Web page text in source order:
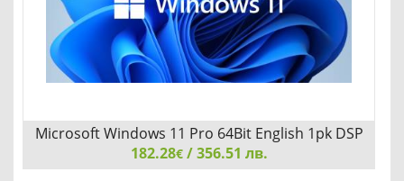
Microsoft Windows 11 Pro 64Bit English 1pk DSP
OEI DVD
182.28€/ 356.51 лв.